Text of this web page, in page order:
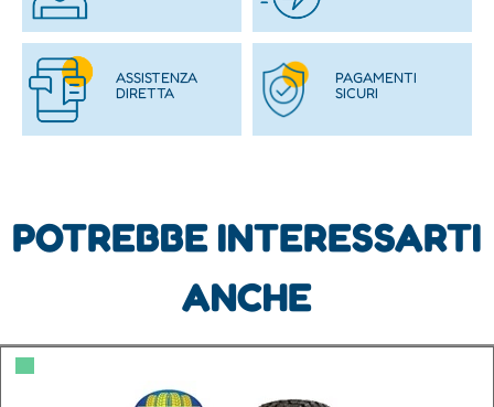
ASSISTENZA
DIRETTA
PAGAMENTI
SICURI
POTREBBE INTERESSARTI
ANCHE
▀